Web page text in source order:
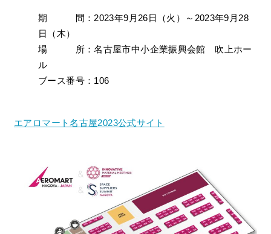
期 間：2023年9月26日（火）～2023年9月28
日（木）
場 所：名古屋市中小企業振興会館 吹上ホー
ル
ブース番号：106
エアロマート名古屋2023公式サイト